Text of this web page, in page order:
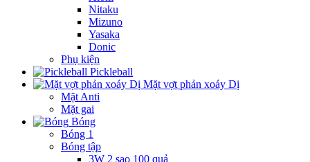
Nitaku
Mizuno
Yasaka
Donic
Phụ kiện
Pickleball
Mặt vợt phản xoáy Dị
Mặt Anti
Mặt gai
Bóng
Bóng 1
Bóng tập
3W 2 sao 100 quả